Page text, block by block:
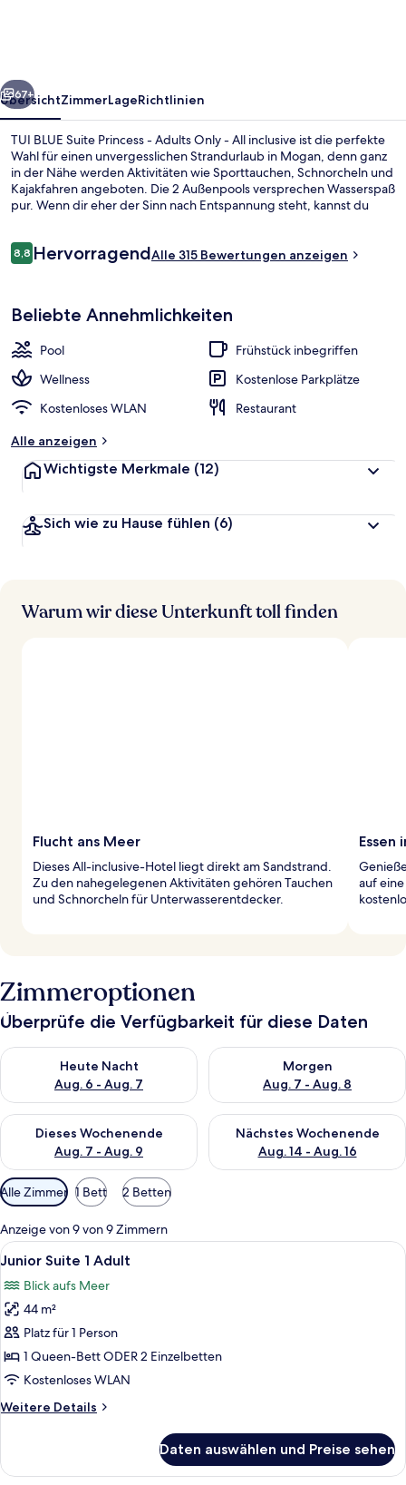
Only
-
All
inclusive
Weiter
67+
ÜbersichtZimmerLageRichtlinien
TUI BLUE Suite Princess - Adults Only - All inclusive ist die perfekte
Wahl für einen unvergesslichen Strandurlaub in Mogan, denn ganz
in der Nähe werden Aktivitäten wie Sporttauchen, Schnorcheln und
Kajakfahren angeboten. Die 2 Außenpools versprechen Wasserspaß
pur. Wenn dir eher der Sinn nach Entspannung steht, kannst du
Restaurants, ist zum Frühstück und Abendessen geöffnet. Als
Bewertungen
8,88,8 von 10.
HervorragendAlle 315 Bewertungen anzeigen
Beliebte Annehmlichkeiten
Pool
Frühstück inbegriffen
Wellness
Kostenlose Parkplätze
Kostenloses WLAN
Restaurant
Alle anzeigen
Wichtigste Merkmale (12)
Sich wie zu Hause fühlen (6)
Warum wir diese Unterkunft toll finden
Flucht ans Meer
Dieses All-inclusive-Hotel liegt direkt am Sandstrand.
Zu den nahegelegenen Aktivitäten gehören Tauchen
und Schnorcheln für Unterwasserentdecker.
Essen
auf
Zimmeroptionen
Überprüfe die Verfügbarkeit für diese Daten
Heute Nacht
Aug. 6 - Aug. 7
Überprüfe die Verfügbarkeit für heute Nacht, Aug. 6 - Aug. 7.
Morgen
Aug. 7 - Aug. 8
Überprüfe die Verfügbarkeit
Dieses Wochenende
Aug. 7 - Aug. 9
Überprüfe die Verfügbarkeit für dieses Wochenende, Aug. 7
Nächstes Wochenende
Aug. 14 - Aug. 16
Überprüfe die Verfügbarkeit
Verfügbare
Filter
für
Zimmer
Alle Zimmer 1 Bett 2 Betten
Anzeige von 9 von 9 Zimmern
Alle
Fotos
für
Junior
Suite
1
Adult
Ein Hotelzimmer mit Holzboden,
7
Junior Suite 1 Adult
Blick aufs Meer
44 m²
Platz für 1 Person
1 Queen-Bett ODER 2 Einzelbetten
Kostenloses WLAN
Weitere Details
Weitere
Suite
Daten auswählen und Preise sehen